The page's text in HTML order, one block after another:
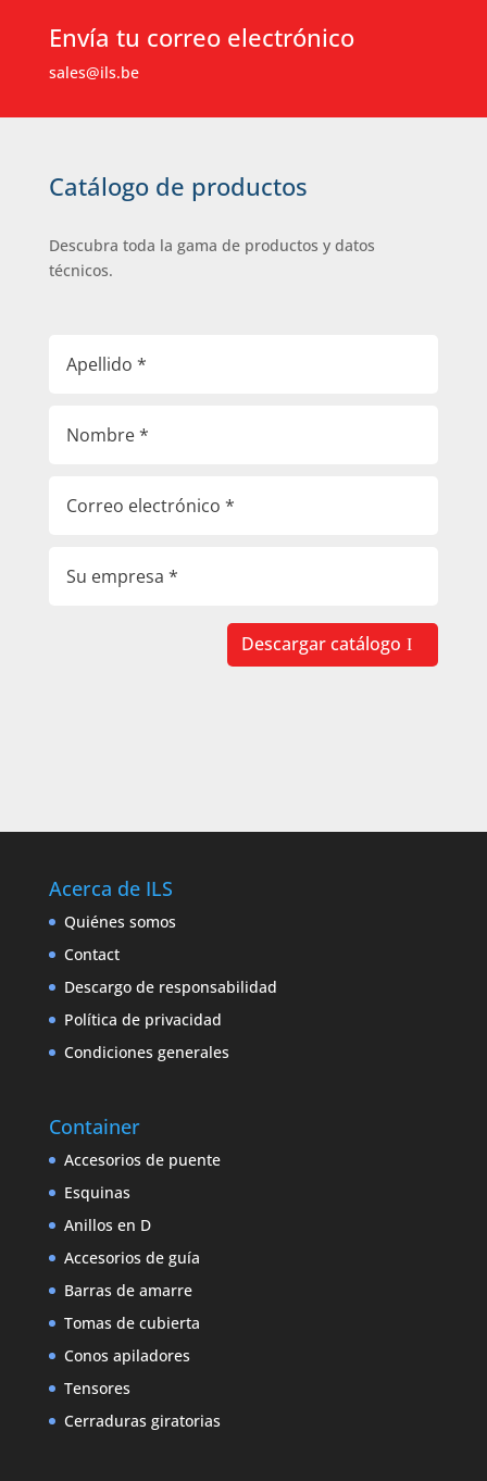
Envía tu correo electrónico
sales@ils.be
Catálogo de productos
Descubra toda la gama de productos y datos
técnicos.
Descargar catálogo
Acerca de ILS
Quiénes somos
Contact
Descargo de responsabilidad
Política de privacidad
Condiciones generales
Container
Accesorios de puente
Esquinas
Anillos en D
Accesorios de guía
Barras de amarre
Tomas de cubierta
Conos apiladores
Tensores
Cerraduras giratorias